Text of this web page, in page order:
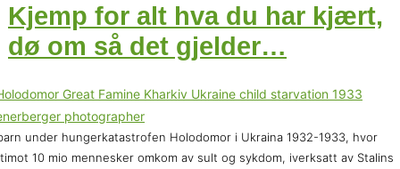
Kjemp for alt hva du har kjært,
dø om så det gjelder…
under hungerkatastrofen Holodomor i Ukraina 1932-1933, hvor
10 mio mennesker omkom av sult og sykdom, iverksatt av Stalins